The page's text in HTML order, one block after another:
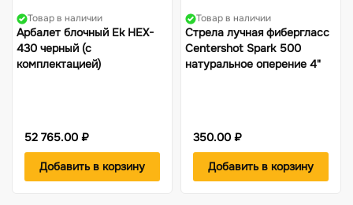
Товар в наличии
Арбалет блочный Ek HEX-
430 черный (c
комплектацией)
52 765.00 ₽
Добавить в корзину
Товар в наличии
Стрела лучная фибергласс
Centershot Spark 500
натуральное оперение 4"
350.00 ₽
Добавить в корзину